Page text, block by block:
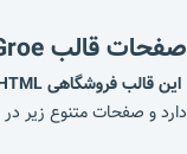
صفحات قالب Groe
این قالب فروشگاهی HTML
دارد و صفحات متنوع زیر